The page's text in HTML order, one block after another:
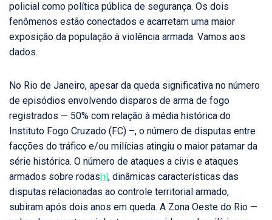
policial como política pública de segurança. Os dois
fenômenos estão conectados e acarretam uma maior
exposição da população à violência armada. Vamos aos
dados.
No Rio de Janeiro, apesar da queda significativa no número
de episódios envolvendo disparos de arma de fogo
registrados — 50% com relação à média histórica do
Instituto Fogo Cruzado (FC) –, o número de disputas entre
facções do tráfico e/ou milícias atingiu o maior patamar da
série histórica. O número de ataques a civis e ataques
armados sobre rodas [1] , dinâmicas características das
disputas relacionadas ao controle territorial armado,
subiram após dois anos em queda. A Zona Oeste do Rio —